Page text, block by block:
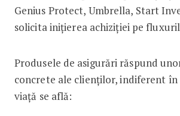
Genius Protect, Umbrella, Start
solicita inițierea achiziției pe
Produsele de asigurări răspund
concrete ale clienților, indiferent în
viață se află: